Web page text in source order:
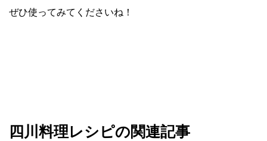
ぜひ使ってみてくださいね！
四川料理レシピの関連記事